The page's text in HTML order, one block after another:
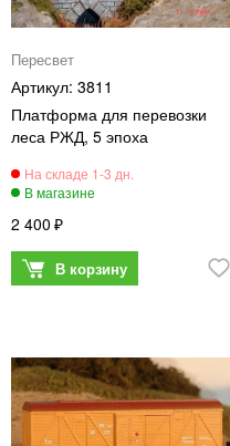
Пересвет
3811
Платформа для перевозки
леса РЖД, 5 эпоха
2 400